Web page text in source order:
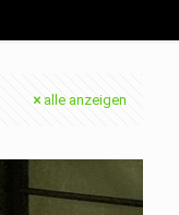
alle anzeigen